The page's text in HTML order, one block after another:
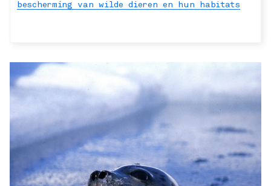
bescherming van wilde dieren en hun habitats